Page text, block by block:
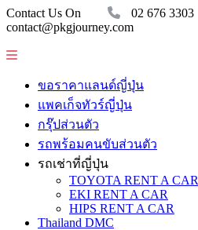
Contact Us On
02 676 3303
contact@pkgjourney.com
ขอราคาแลนด์ญี่ปุ่น
แพคเก็จทัวร์ญี่ปุ่น
กรุ๊ปส่วนตัว
รถพร้อมคนขับส่วนตัว
รถเช่าที่ญี่ปุ่น
TOYOTA RENT A CAR
EKI RENT A CAR
HIPS RENT A CAR
Thailand DMC